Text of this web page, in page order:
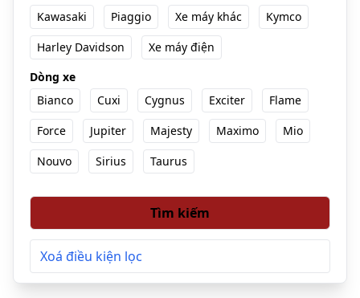
Kawasaki
Piaggio Xe máy khác
Kymco
Harley Davidson
Xe máy điện
Dòng xe
Bianco
Cuxi Cygnus Exciter
Flame
Force
Jupiter Majesty Maximo
Mio
Nouvo
Sirius Taurus
Tìm kiếm
Xoá điều kiện lọc